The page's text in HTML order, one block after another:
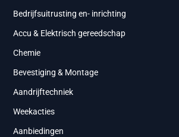
Bedrijfsuitrusting en- inrichting
Accu & Elektrisch gereedschap
Chemie
Bevestiging & Montage
Aandrijftechniek
Weekacties
Aanbiedingen